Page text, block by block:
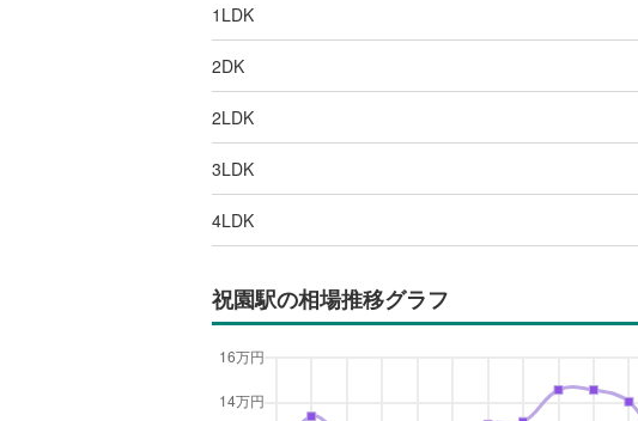
1LDK
2DK
2LDK
3LDK
4LDK
祝園駅の相場推移グラフ